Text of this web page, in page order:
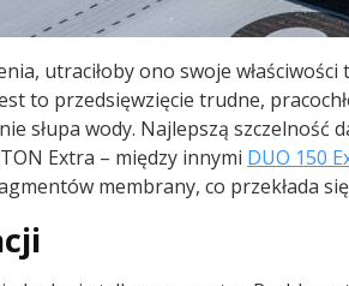
utraciłoby ono swoje
to przedsięwzięcie trudne,
słupa wody. Najlepszą
Extra – między innymi DUO 150
membrany, co przekłada